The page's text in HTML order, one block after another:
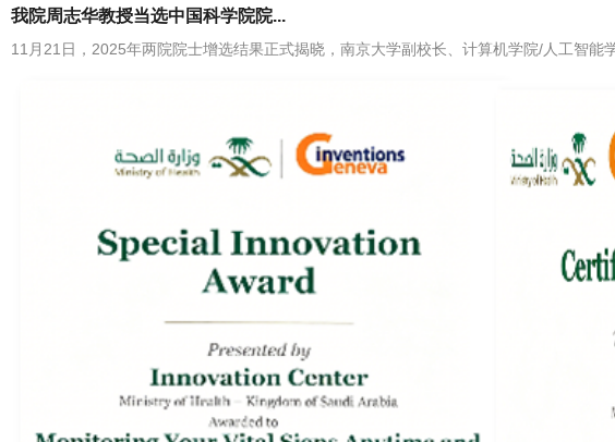
我院周志华教授当选中国科学院院...
11月21日，2025年两院院士增选结果正式揭晓，南京大学副校长、计算机学院/人工智能